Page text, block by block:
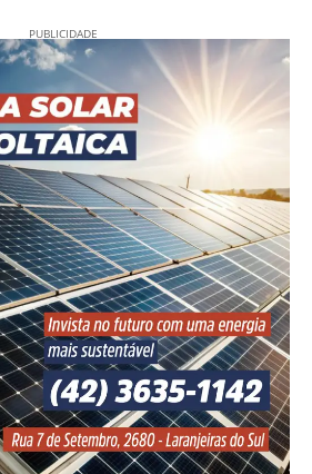
PUBLICIDADE